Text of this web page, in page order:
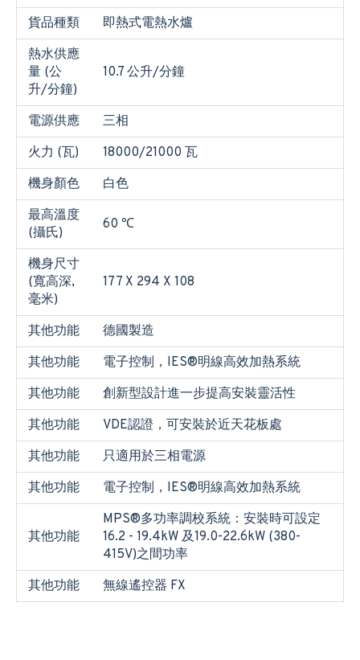
貨品種類
即熱式電熱水爐
熱水供應
量 (公
升/分鐘)
10.7 公升/分鐘
電源供應
三相
火力 (瓦)
18000/21000 瓦
機身顏色
白色
最高溫度
(攝氏)
60 ℃
機身尺寸
(寬高深,
毫米)
177 X 294 X 108
其他功能
德國製造
其他功能
電子控制，IES®明線高效加熱系統
其他功能
創新型設計進一步提高安裝靈活性
其他功能
VDE認證，可安裝於近天花板處
其他功能
只適用於三相電源
其他功能
電子控制，IES®明線高效加熱系統
其他功能
MPS®多功率調校系統：安裝時可設定
16.2 - 19.4kW 及19.0-22.6kW (380-
415V)之間功率
其他功能
無線遙控器 FX